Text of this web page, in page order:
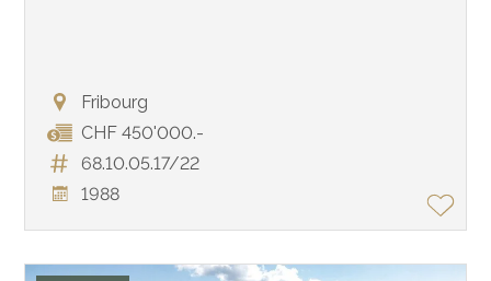
Fribourg
CHF 450'000.-
68.10.05.17/22
1988